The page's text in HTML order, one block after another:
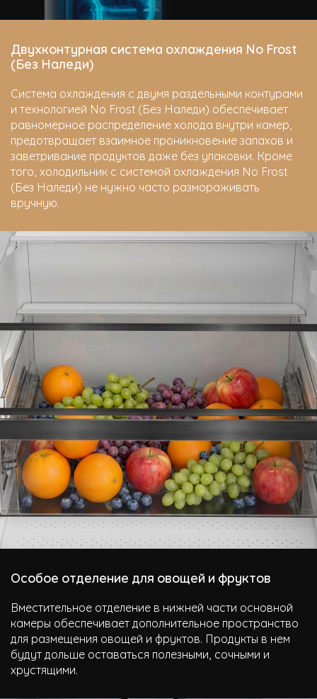
Двухконтурная система охлаждения No Frost
(Без Наледи)
Система охлаждения с двумя раздельными контурами
и технологией No Frost (Без Наледи) обеспечивает
равномерное распределение холода внутри камер,
предотвращает взаимное проникновение запахов и
заветривание продуктов даже без упаковки. Кроме
того, холодильник с системой охлаждения No Frost
(Без Наледи) не нужно часто размораживать
вручную.
Особое отделение для овощей и фруктов
Вместительное отделение в нижней части основной
камеры обеспечивает дополнительное пространство
для размещения овощей и фруктов. Продукты в нем
будут дольше оставаться полезными, сочными и
хрустящими.